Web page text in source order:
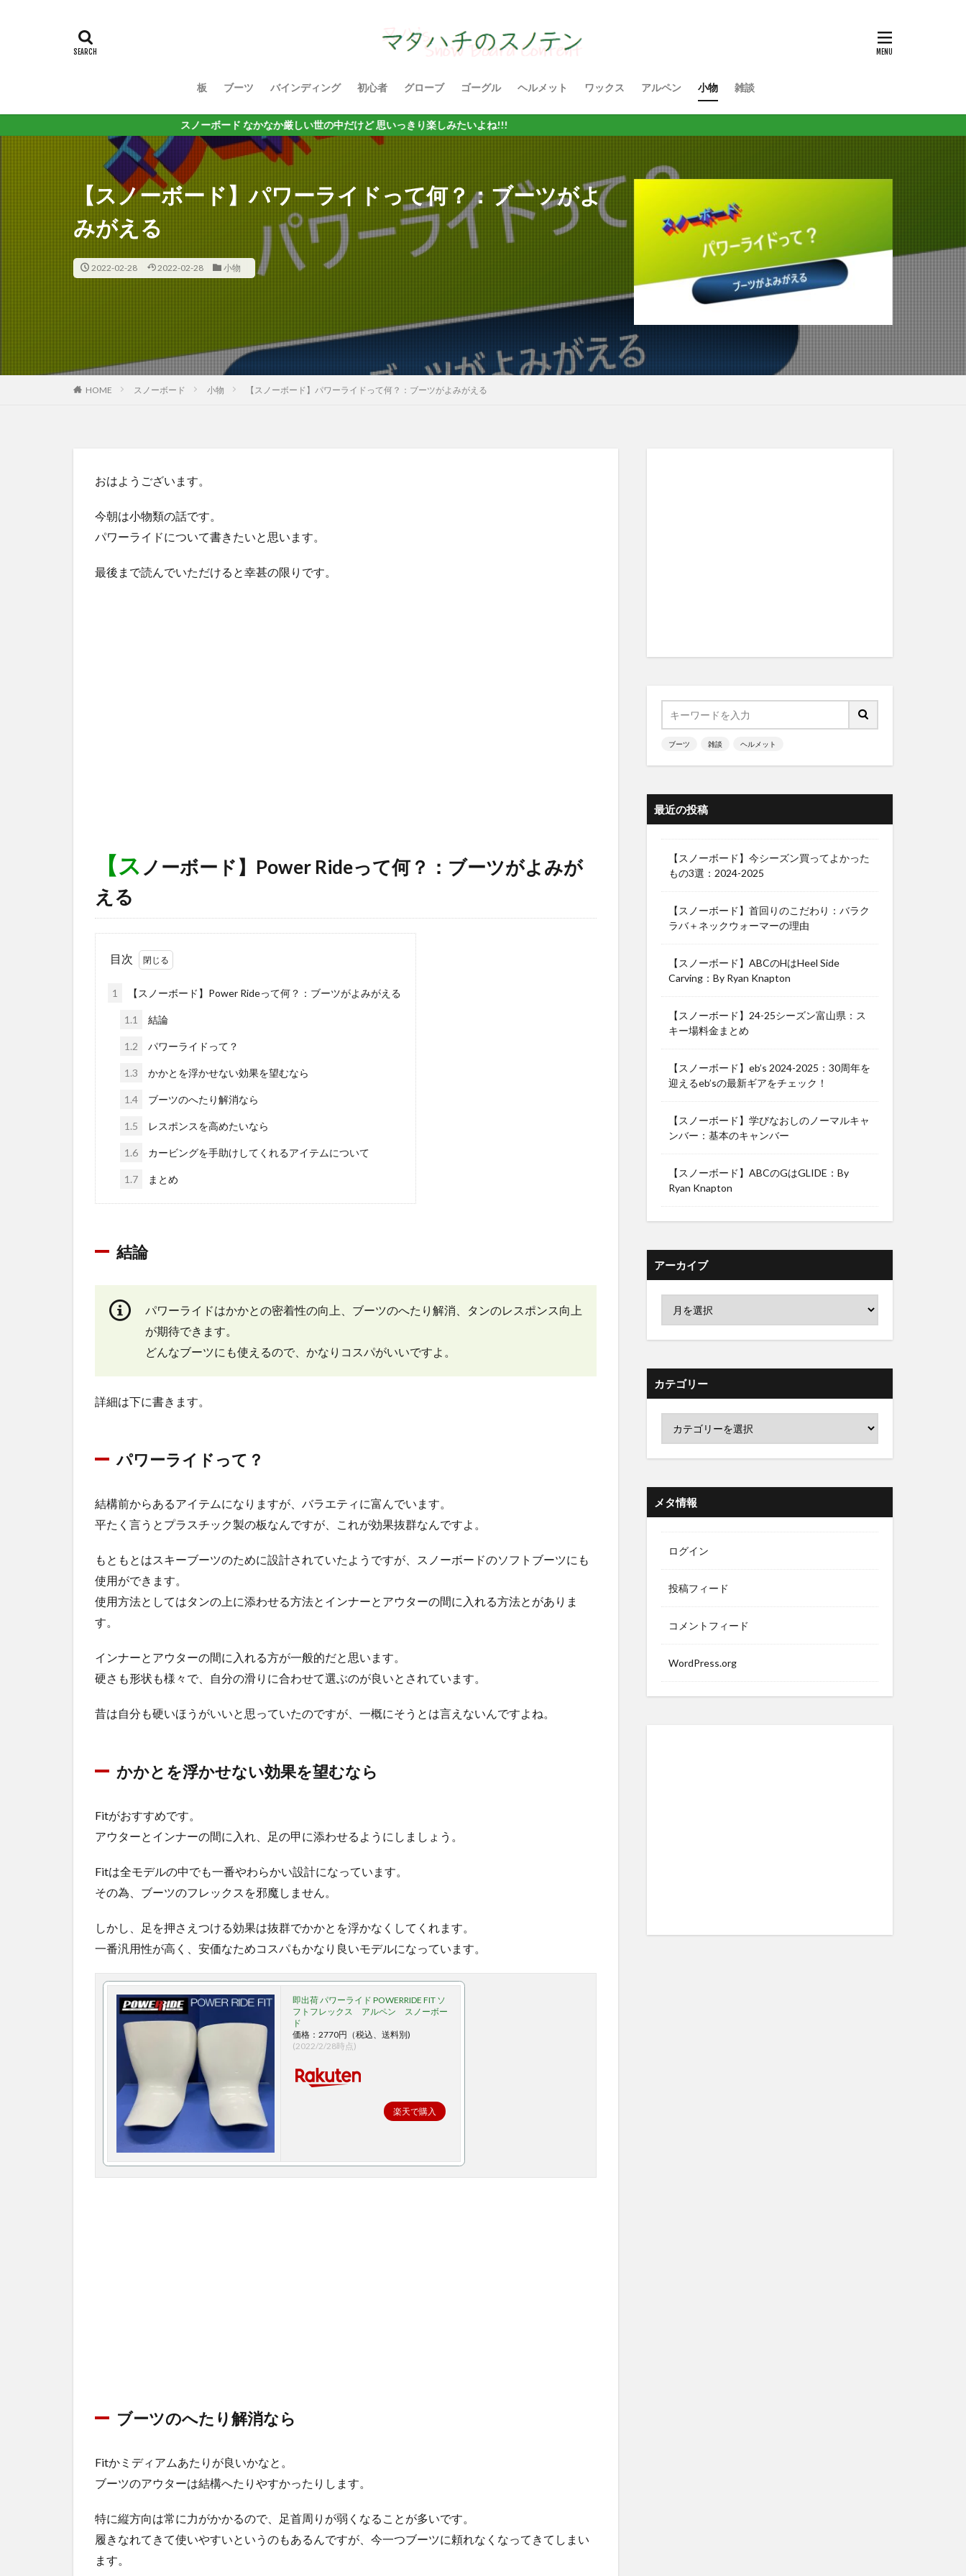
板 ブーツ バインディング 初心者 グローブ ゴーグル ヘルメット ワックス アルペン 小物 雑談
スノーボード なかなか厳しい世の中だけど 思いっきり楽しみたいよね!!!
【スノーボード】パワーライドって何？：ブーツがよ
みがえる
2022-02-28 2022-02-28 小物
HOME スノーボード 小物 【スノーボード】パワーライドって何？：ブーツがよみがえる
おはようございます。
今朝は小物類の話です。
パワーライドについて書きたいと思います。
最後まで読んでいただけると幸甚の限りです。
【ス ノーボード】Power Rideって何？：ブーツがよみが
える
目次
1 【スノーボード】Power Rideって何？：ブーツがよみがえる
1.1 結論
1.2 パワーライドって？
1.3 かかとを浮かせない効果を望むなら
1.4 ブーツのへたり解消なら
1.5 レスポンスを高めたいなら
1.6 カービングを手助けしてくれるアイテムについて
1.7 まとめ
結論
パワーライドはかかとの密着性の向上、ブーツのへたり解消、タンのレスポンス向上
が期待できます。
どんなブーツにも使えるので、かなりコスパがいいですよ。
詳細は下に書きます。
パワーライドって？
結構前からあるアイテムになりますが、バラエティに富んでいます。
平たく言うとプラスチック製の板なんですが、これが効果抜群なんですよ。
もともとはスキーブーツのために設計されていたようですが、スノーボードのソフトブーツにも
使用ができます。
使用方法としてはタンの上に添わせる方法とインナーとアウターの間に入れる方法とがありま
す。
インナーとアウターの間に入れる方が一般的だと思います。
硬さも形状も様々で、自分の滑りに合わせて選ぶのが良いとされています。
昔は自分も硬いほうがいいと思っていたのですが、一概にそうとは言えないんですよね。
かかとを浮かせない効果を望むなら
Fitがおすすめです。
アウターとインナーの間に入れ、足の甲に添わせるようにしましょう。
Fitは全モデルの中でも一番やわらかい設計になっています。
その為、ブーツのフレックスを邪魔しません。
しかし、足を押さえつける効果は抜群でかかとを浮かなくしてくれます。
一番汎用性が高く、安価なためコスパもかなり良いモデルになっています。
即出荷 パワーライド POWERRIDE FIT ソ
フトフレックス アルペン スノーボー
ド
価格：2770円（税込、送料別)
(2022/2/28時点)
楽天で購入
ブーツのへたり解消なら
Fitかミディアムあたりが良いかなと。
ブーツのアウターは結構へたりやすかったりします。
特に縦方向は常に力がかかるので、足首周りが弱くなることが多いです。
履きなれてきて使いやすいというのもあるんですが、今一つブーツに頼れなくなってきてしまい
ます。
ブーツ 雑談 ヘルメット
最近の投稿
【スノーボード】今シーズン買ってよかった
もの3選：2024-2025
【スノーボード】首回りのこだわり：バラク
ラバ＋ネックウォーマーの理由
【スノーボード】ABCのHはHeel Side
Carving：By Ryan Knapton
【スノーボード】24-25シーズン富山県：ス
キー場料金まとめ
【スノーボード】eb’s 2024-2025：30周年を
迎えるeb’sの最新ギアをチェック！
【スノーボード】学びなおしのノーマルキャ
ンバー：基本のキャンバー
【スノーボード】ABCのGはGLIDE：By
Ryan Knapton
アーカイブ
カテゴリー
メタ情報
ログイン
投稿フィード
コメントフィード
WordPress.org